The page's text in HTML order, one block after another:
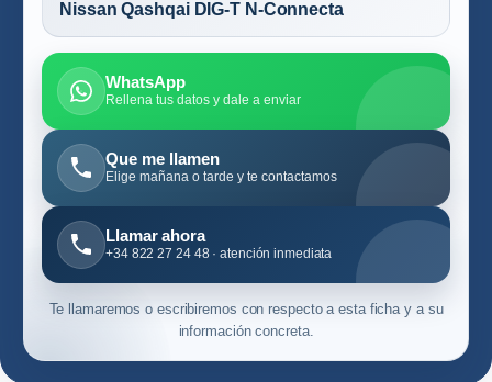
Nissan Qashqai DIG-T N-Connecta
WhatsApp
Rellena tus datos y dale a enviar
Que me llamen
Elige mañana o tarde y te contactamos
Llamar ahora
+34 822 27 24 48 · atención inmediata
Te llamaremos o escribiremos con respecto a esta ficha y a su
información concreta.